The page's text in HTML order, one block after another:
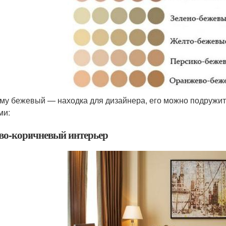
бежевый — находка для дизайнера, его можно
коричневый интерьер